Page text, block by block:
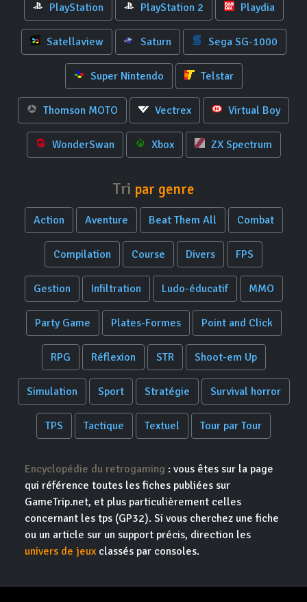
PlayStation PlayStation 2 Playdia
Satellaview Saturn Sega SG-1000
Super Nintendo Telstar
Thomson MOTO Vectrex Virtual Boy
WonderSwan Xbox ZX Spectrum
Tri par genre
Action Aventure Beat Them All Combat
Compilation Course Divers FPS
Gestion Infiltration Ludo-éducatif MMO
Party Game Plates-Formes Point and Click
RPG Réflexion STR Shoot-em Up
Simulation Sport Stratégie Survival horror
TPS Tactique Textuel Tour par Tour
Encyclopédie du retrogaming : vous êtes sur la page
qui référence toutes les fiches publiées sur
GameTrip.net, et plus particulièrement celles
concernant les tps (GP32). Si vous cherchez une fiche
ou un article sur un support précis, direction les
univers de jeux classés par consoles.